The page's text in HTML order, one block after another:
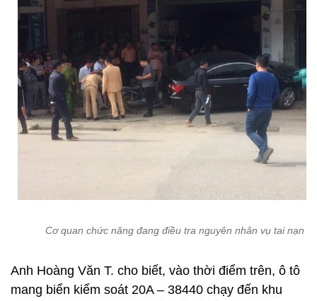
Cơ quan chức năng đang điều tra nguyên nhân vụ tai nạn
Anh Hoàng Văn T. cho biết, vào thời điểm trên, ô tô
mang biển kiểm soát 20A – 38440 chạy đến khu